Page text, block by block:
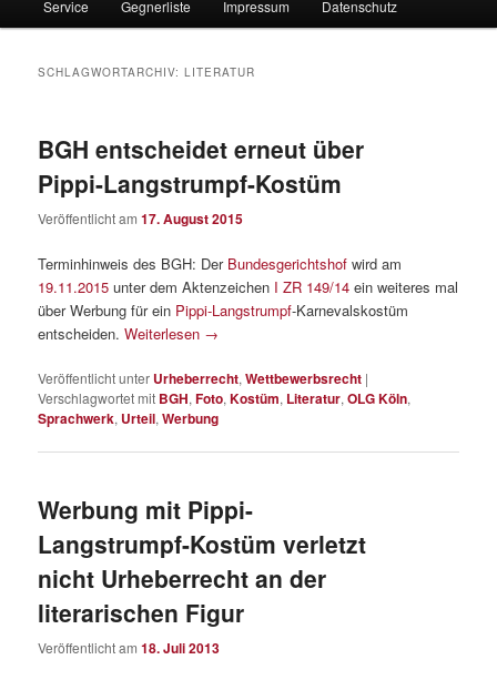
Service Gegnerliste Impressum Datenschutz
SCHLAGWORTARCHIV:LITERATUR
BGH entscheidet erneut über
Pippi-Langstrumpf-Kostüm
Veröffentlicht am17. August 2015
Terminhinweis des BGH: Der Bundesgerichtshof wird am
19.11.2015 unter dem Aktenzeichen I ZR 149/14 ein weiteres mal
über Werbung für ein Pippi-Langstrumpf-Karnevalskostüm
entscheiden.Weiterlesen →
Veröffentlicht unter Urheberrecht,Wettbewerbsrecht |
Verschlagwortet mit BGH,Foto,Kostüm, Literatur,OLG Köln,
Sprachwerk, Urteil,Werbung
Werbung mit Pippi-
Langstrumpf-Kostüm verletzt
nicht Urheberrecht an der
literarischen Figur
Veröffentlicht am18. Juli 2013